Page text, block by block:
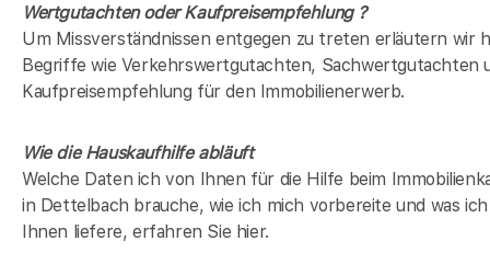
Wertgutachten oder Kaufpreisempfehlung ?
Um Missverständnissen entgegen zu treten erläutern wir
Begriffe wie Verkehrswertgutachten, Sachwertgutachten
Kaufpreisempfehlung für den Immobilienerwerb.
Wie die Hauskaufhilfe abläuft
Welche Daten ich von Ihnen für die Hilfe beim
in Dettelbach brauche, wie ich mich vorbereite und was ich
Ihnen liefere, erfahren Sie hier.